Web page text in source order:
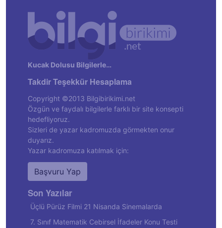
Kucak Dolusu Bilgilerle…
Takdir Teşekkür Hesaplama
Copyright ©2013 Bilgibirikimi.net
Özgün ve faydalı bilgilerle farklı bir site konsepti
hedefliyoruz.
Sizleri de yazar kadromuzda görmekten onur
duyarız.
Yazar kadromuza katılmak için:
Başvuru Yap
Son Yazılar
Üçlü Pürüz Filmi 21 Nisanda Sinemalarda
7. Sınıf Matematik Cebirsel İfadeler Konu Testi